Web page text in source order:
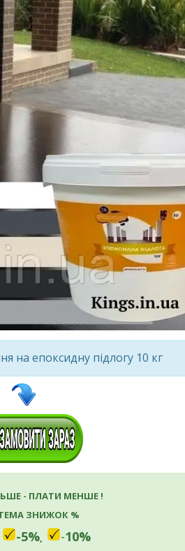
на епоксидну підлогу 10 кг
- ПЛАТИ МЕНШЕ !
ЗНИЖОК %
-5%, -10%